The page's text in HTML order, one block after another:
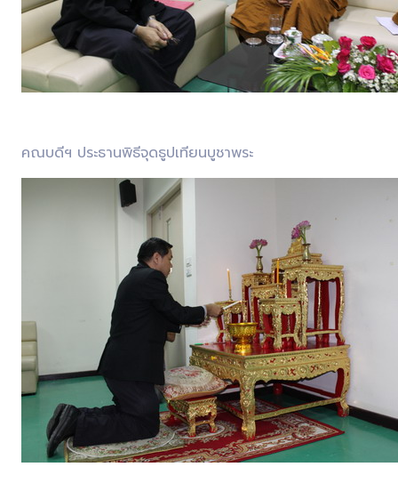
คณบดีฯ ประธานพิธีจุดธูปเทียนบูชาพระ